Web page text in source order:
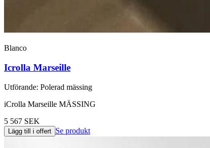
Blanco
Icrolla Marseille
Utförande: Polerad mässing
iCrolla Marseille MÄSSING
5 567 SEK
Lägg till i offert Se produkt